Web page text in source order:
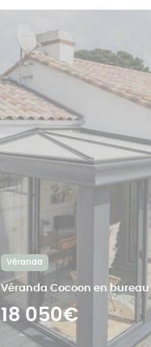
18 050€
Véranda Cocoon en bureau
Véranda